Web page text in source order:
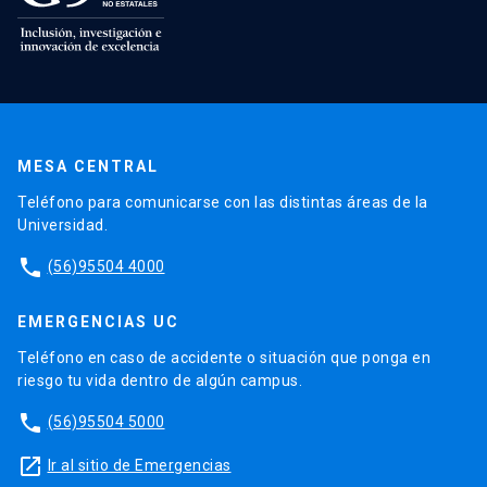
MESA CENTRAL
Teléfono para comunicarse con las distintas áreas de la
Universidad.
phone (56)95504 4000
EMERGENCIAS UC
Teléfono en caso de accidente o situación que ponga en
riesgo tu vida dentro de algún campus.
phone (56)95504 5000
launch Ir al sitio de Emergencias